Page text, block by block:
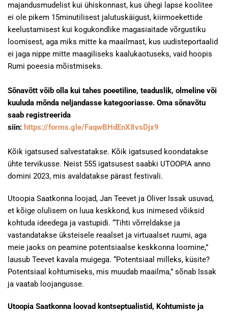
majandusmudelist kui ühiskonnast, kus ühegi lapse koolitee
ei ole pikem 15minutilisest jalutuskäigust, kiirmoekettide
keelustamisest kui kogukondlike magasiaitade võrgustiku
loomisest, aga miks mitte ka maailmast, kus uudisteportaalid
ei jaga nippe mitte maagiliseks kaalukaotuseks, vaid hoopis
Rumi poeesia mõistmiseks.
Sõnavõtt võib olla kui tahes poeetiline, teaduslik, olmeline või
kuuluda mõnda neljandasse kategooriasse. Oma sõnavõtu
saab registreerida
siin: https://forms.gle/FaqwBHdEnX8vsDjx9
Kõik igatsused salvestatakse. Kõik igatsused koondatakse
ühte tervikusse. Neist 555 igatsusest saabki UTOOPIA anno
domini 2023, mis avaldatakse pärast festivali.
Utoopia Saatkonna loojad, Jan Teevet ja Oliver Issak usuvad,
et kõige olulisem on luua keskkond, kus inimesed võiksid
kohtuda ideedega ja vastupidi. “Tihti võrreldakse ja
vastandatakse üksteisele reaalset ja virtuaalset ruumi, aga
meie jaoks on peamine potentsiaalse keskkonna loomine,”
lausub Teevet kavala muigega. “Potentsiaal milleks, küsite?
Potentsiaal kohtumiseks, mis muudab maailma,” sõnab Issak
ja vaatab loojangusse.
Utoopia Saatkonna loovad kontseptualistid, Kohtumiste ja